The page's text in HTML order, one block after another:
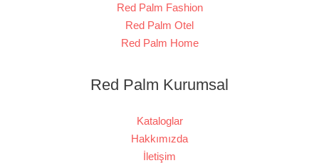
Red Palm Fashion
Red Palm Otel
Red Palm Home
Red Palm Kurumsal
Kataloglar
Hakkımızda
İletişim